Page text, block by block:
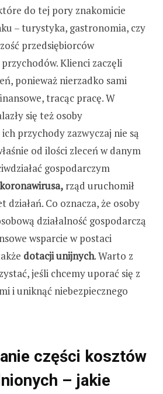
do tej pory znakomicie
– turystyka, gastronomia, czy
przedsiębiorców
Klienci zaczęli
ponieważ nierzadko sami
tracąc pracę. W
się też osoby
przychody zazwyczaj nie są
od ilości zleceń w danym
gospodarczym
koronawirusa, rząd uruchomił
Co oznacza, że osoby
działalność gospodarczą
wsparcie w postaci
dotacji unijnych. Warto z
jeśli chcemy uporać się z
i uniknąć niebezpiecznego
części kosztów
– jakie